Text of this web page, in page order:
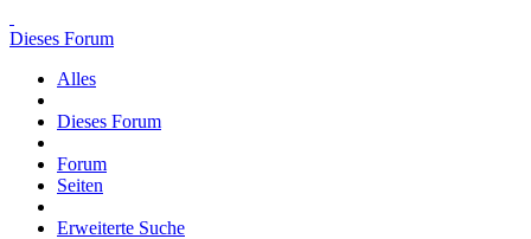
Dieses Forum
Alles
Dieses Forum
Forum
Seiten
Erweiterte Suche